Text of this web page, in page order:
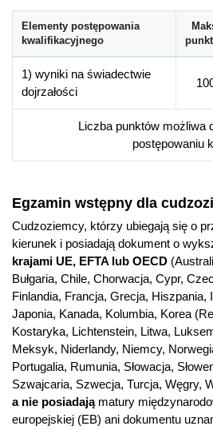
Umiejętność postępowania
młodzieży.
Umiejętność projektowania zajęć
wychowawczych oraz działań
Umiejętność diagnozowania
organizowania środowiska
doświadczają trudności w
młodzieży i dorosłych.
Perspektywy zawodowe
Zatrudnienie w zależności od
spełnieniu wymagań dot. kwalifikacji
rozporządzeniem z dn. 14 września
terapeuta pedagogiczny w
sądowy kurator społeczny,
pracownik ośrodka kuratorskiego,
wychowawca w placówce wsparcia
młodszy wychowawca w
Elementy postępowania
kwalifikacyjnego
1) wyniki na świadectwie
dojrzałości
Liczba punktów możliwa
postępowaniu
Egzamin wstępny dla
Cudzoziemcy, którzy ubiegają się o
kierunek i posiadają dokument o
krajami UE, EFTA lub OECD
Bułgaria, Chile, Chorwacja, Cypr,
Finlandia, Francja, Grecja, Hiszpania,
Japonia, Kanada, Kolumbia, Korea
Kostaryka, Lichtenstein, Litwa,
Meksyk, Niderlandy, Niemcy,
Portugalia, Rumunia, Słowacja,
Szwajcaria, Szwecja, Turcja, Węgry,
a nie posiadająmatury
europejskiej (EB) ani dokumentu